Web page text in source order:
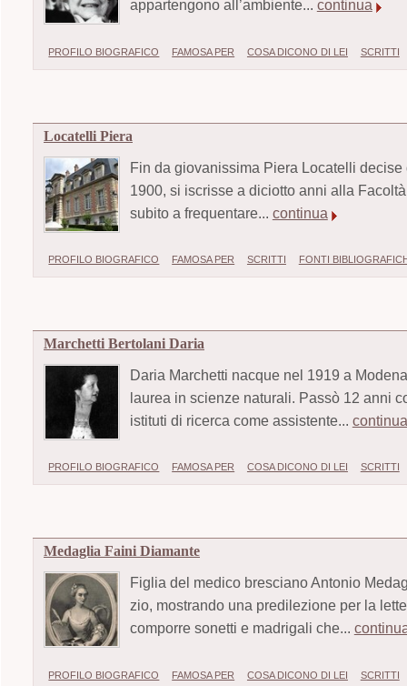
appartengono all’ambiente... continua
PROFILO BIOGRAFICO FAMOSA PER COSA DICONO DI LEI SCRITTI
Locatelli Piera
Fin da giovanissima Piera Locatelli
1900, si iscrisse a diciotto anni alla
subito a frequentare... continua
PROFILO BIOGRAFICO FAMOSA PER SCRITTI FONTI
Marchetti Bertolani Daria
Daria Marchetti nacque nel 1919 a
laurea in scienze naturali. Passò 12 anni
istituti di ricerca come assistente... continua
PROFILO BIOGRAFICO FAMOSA PER COSA DICONO DI LEI SCRITTI
Medaglia Faini Diamante
Figlia del medico bresciano Antonio
zio, mostrando una predilezione per la
comporre sonetti e madrigali che...
PROFILO BIOGRAFICO FAMOSA PER COSA DICONO DI LEI SCRITTI